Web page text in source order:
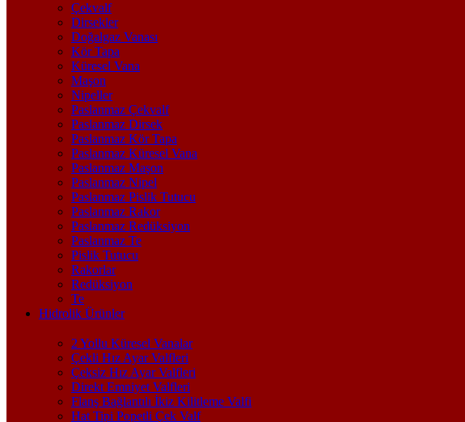
Çekvalf
Dirsekler
Doğalgaz Vanası
Kör Tapa
Küresel Vana
Maşon
Nipeller
Paslanmaz Çekvalf
Paslanmaz Dirsek
Paslanmaz Kör Tapa
Paslanmaz Küresel Vana
Paslanmaz Maşon
Paslanmaz Nipel
Paslanmaz Pislik Tutucu
Paslanmaz Rakor
Paslanmaz Redüksiyon
Paslanmaz Te
Pislik Tutucu
Rakorlar
Redüksiyon
Te
Hidrolik Ürünler
2 Yollu Küresel Vanalar
Çekli Hız Ayar Valfleri
Çeksiz Hız Ayar Valfleri
Direkt Emniyet Valfleri
Flanş Bağlantılı İkiz Kilitleme Valfi
Hat Tipi Popetli Çek Valf